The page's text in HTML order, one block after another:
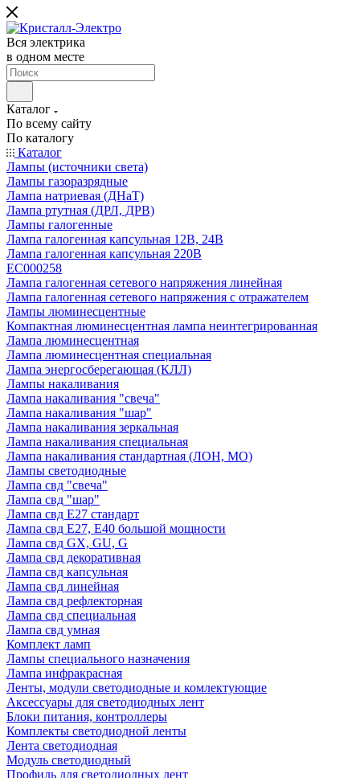
Вся электрика
в одном месте
Каталог
По всему сайту
По каталогу
Каталог
Лампы (источники света)
Лампы газоразрядные
Лампа натриевая (ДНаТ)
Лампа ртутная (ДРЛ, ДРВ)
Лампы галогенные
Лампа галогенная капсульная 12В, 24В
Лампа галогенная капсульная 220В
EC000258
Лампа галогенная сетевого напряжения линейная
Лампа галогенная сетевого напряжения с отражателем
Лампы люминесцентные
Компактная люминесцентная лампа неинтегрированная
Лампа люминесцентная
Лампа люминесцентная специальная
Лампа энергосберегающая (КЛЛ)
Лампы накаливания
Лампа накаливания "свеча"
Лампа накаливания "шар"
Лампа накаливания зеркальная
Лампа накаливания специальная
Лампа накаливания стандартная (ЛОН, МО)
Лампы светодиодные
Лампа свд "свеча"
Лампа свд "шар"
Лампа свд E27 стандарт
Лампа свд E27, Е40 большой мощности
Лампа свд GX, GU, G
Лампа свд декоративная
Лампа свд капсульная
Лампа свд линейная
Лампа свд рефлекторная
Лампа свд специальная
Лампа свд умная
Комплект ламп
Лампы специального назначения
Лампа инфракрасная
Ленты, модули светодиодные и комлектующие
Аксессуары для светодиодных лент
Блоки питания, контроллеры
Комплекты светодиодной ленты
Лента светодиодная
Модуль светодиодный
Профиль для светодиодных лент